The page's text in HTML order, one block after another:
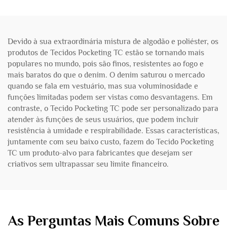
Devido à sua extraordinária mistura de algodão e poliéster, os
produtos de Tecidos Pocketing TC estão se tornando mais
populares no mundo, pois são finos, resistentes ao fogo e
mais baratos do que o denim. O denim saturou o mercado
quando se fala em vestuário, mas sua voluminosidade e
funções limitadas podem ser vistas como desvantagens. Em
contraste, o Tecido Pocketing TC pode ser personalizado para
atender às funções de seus usuários, que podem incluir
resistência à umidade e respirabilidade. Essas características,
juntamente com seu baixo custo, fazem do Tecido Pocketing
TC um produto-alvo para fabricantes que desejam ser
criativos sem ultrapassar seu limite financeiro.
As Perguntas Mais Comuns Sobre